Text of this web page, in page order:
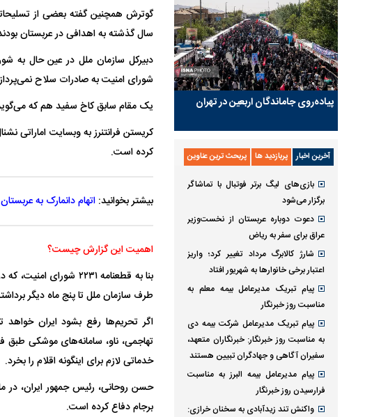
گوترش همچنین گفته بعضی از
سال گذشته به اهدافی در عربستان
دبیرکل سازمان ملل در عین حال به
شورای امنیت به صادرات سلاح
یک مقام سابق کاخ سفید هم که می‌گوید
کریستن فرانتنرز به وبسایت اماراتی
کرده است.
بیشتر بخوانید: اتهام دانمارک به
اهمیت این گزارش چیست؟
بنا به قطعنامه ۲۲۳۱
طرف سازمان ملل تا پنج ماه دیگر
اگر تحریم‌ها رفع بشود ایران خواهد
تهاجمی، ناو، سامانه‌های موشکی
خدماتی لازم برای اینگونه اقلام را بخرد.
حسن روحانی، رئیس جمهور ایران، در
برجام دفاع کرده است.
پیاده‌روی جاماندگان اربعین در تهران
آخرین اخبار پربازدید ها پربحث ترین عناوین
بازی‌های لیگ برتر فوتبال با تماشاگر
برگزار می‌شود
دعوت دوباره عربستان از نخست‌وزیر
عراق برای سفر به ریاض
شارژ کالابرگ مرداد تغییر کرد؛ واریز
اعتبار برخی خانوار‌ها به شهریور افتاد
پیام تبریک مدیرعامل بیمه معلم به
مناسبت روز خبرنگار
پیام تبریک مدیرعامل شرکت بیمه دی
به مناسبت روز خبرنگار: خبرنگاران متعهد،
سفیران آگاهی و جهادگران تبیین هستند
پیام مدیرعامل بیمه البرز به مناسبت
فرارسیدن روز خبرنگار
واکنش تند زیدآبادی به سخنان خرازی: